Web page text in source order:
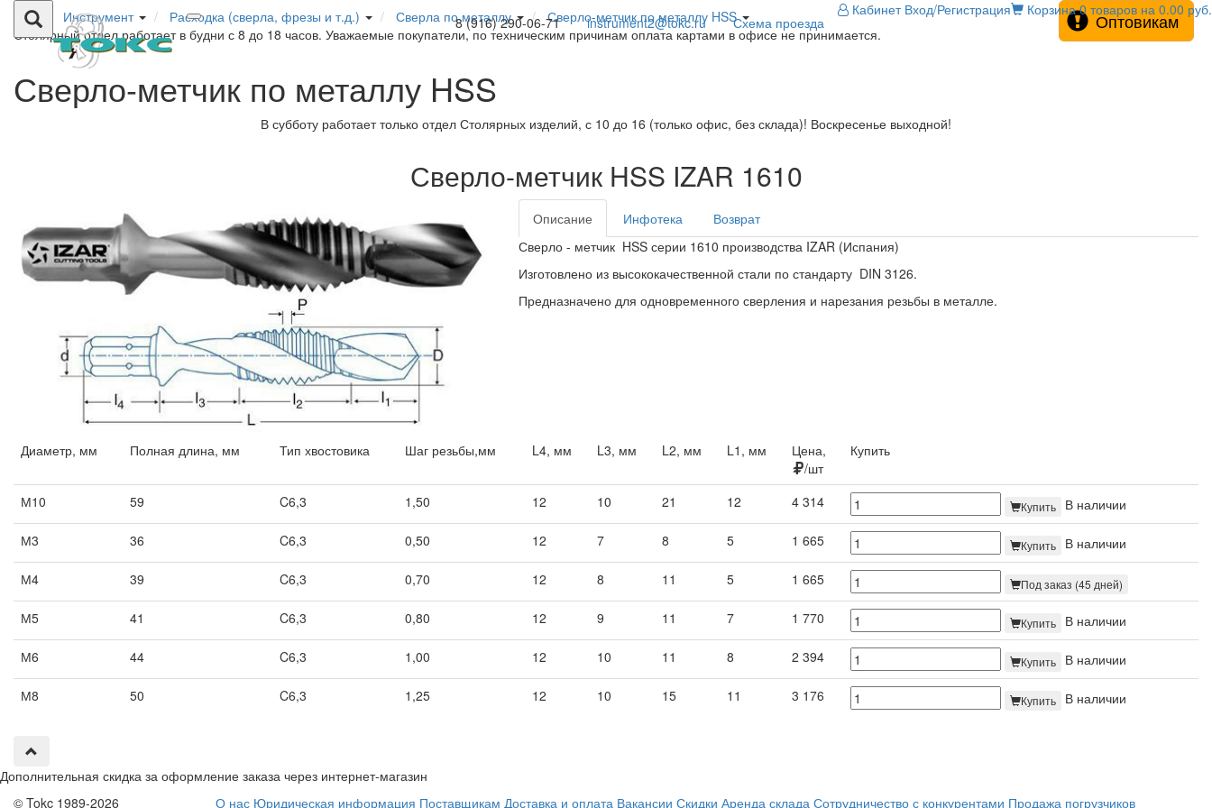
8 (916) 290-06-71 instrument2@tokc.ru Схема проезда
Кабинет Вход/Регистрация Корзина 0 товаров на 0.00 руб.
Инструмент Расходка (сверла, фрезы и т.д.) Сверла по металлу
Сверло-метчик по металлу HSS
Столярный отдел работает в будни с 8 до 18 часов. Уважаемые покупатели, по техническим причинам оплата картами в офисе не принимается.
Оптовикам
Сверло-метчик по металлу HSS
В субботу работает только отдел Столярных изделий, с 10 до 16 (только офис, без склада)! Воскресенье выходной!
Сверло-метчик HSS IZAR 1610
Описание Инфотека
Возврат
Сверло - метчик HSS серии 1610 производства IZAR (Испания)
Изготовлено из высококачественной стали по стандарту DIN 3126.
Предназначено для одновременного сверления и нарезания резьбы в металле.
Диаметр, мм Полная длина, мм Тип хвостовика Шаг резьбы,мм L4, мм L3, мм L2, мм L1, мм
Цена,
/шт
Купить
М10 59 C6,3 1,50 12 10 21 12 4 314 Купить
В наличии
М3
36 C6,3 0,50 12 7 8 5 1 665 Купить
В наличии
М4
39 C6,3 0,70 12 8 11 5 1 665 Под заказ (45 дней)
М5 41 C6,3 0,80 12 9 11 7 1 770 Купить
В наличии
М6
44 C6,3 1,00 12 10 11 8 2 394 Купить
В наличии
М8
50 C6,3 1,25 12 10 15 11 3 176 Купить В наличии
Дополнительная скидка за оформление заказа через интернет-магазин
© Tokc 1989-2026
О нас Юридическая информация Поставщикам Доставка и оплата Вакансии Скидки Аренда склада Сотрудничество с конкурентами Продажа погрузчиков